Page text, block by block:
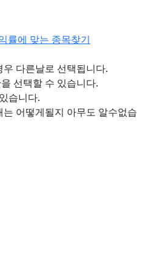
률에 맞는 종목찾기
다른날로 선택됩니다.
선택할 수 있습니다.
습니다.
어떻게될지 아무도 알수없습